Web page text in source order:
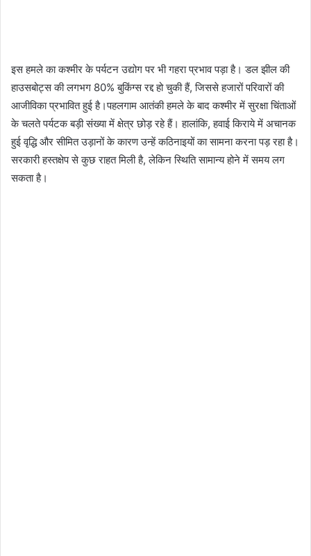
इस हमले का कश्मीर के पर्यटन उद्योग पर भी गहरा प्रभाव पड़ा है। डल झील की
हाउसबोट्स की लगभग 80% बुकिंग्स रद्द हो चुकी हैं, जिससे हजारों परिवारों की
आजीविका प्रभावित हुई है।पहलगाम आतंकी हमले के बाद कश्मीर में सुरक्षा चिंताओं
के चलते पर्यटक बड़ी संख्या में क्षेत्र छोड़ रहे हैं। हालांकि, हवाई किराये में अचानक
हुई वृद्धि और सीमित उड़ानों के कारण उन्हें कठिनाइयों का सामना करना पड़ रहा है।
सरकारी हस्तक्षेप से कुछ राहत मिली है, लेकिन स्थिति सामान्य होने में समय लग
सकता है।